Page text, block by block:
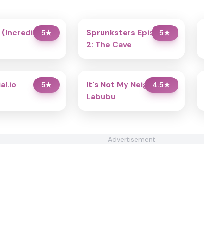
5★
(Incredibox
5★
Sprunksters Episode
2: The Cave
5★ 4.5★
It's Not My Neighbor:
Labubu
Advertisement